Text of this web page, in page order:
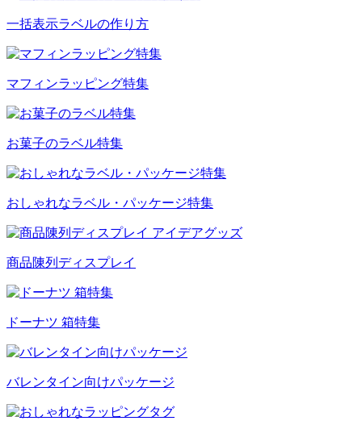
一括表示ラベルの作り方
マフィンラッピング特集
お菓子のラベル特集
おしゃれなラベル・パッケージ特集
商品陳列ディスプレイ
ドーナツ 箱特集
バレンタイン向けパッケージ